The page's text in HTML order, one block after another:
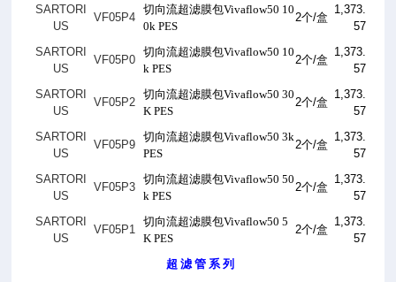
SARTORI
US
VF05P4
切向流超滤膜包Vivaflow50 10
0k PES
2个/盒
1,373.
57
SARTORI
US
VF05P0
切向流超滤膜包Vivaflow50 10
k PES
2个/盒
1,373.
57
SARTORI
US
VF05P2
切向流超滤膜包Vivaflow50 30
K PES
2个/盒
1,373.
57
SARTORI
US
VF05P9
切向流超滤膜包Vivaflow50 3k
PES
2个/盒
1,373.
57
SARTORI
US
VF05P3
切向流超滤膜包Vivaflow50 50
k PES
2个/盒
1,373.
57
SARTORI
US
VF05P1
切向流超滤膜包Vivaflow50 5
K PES
2个/盒
1,373.
57
超 滤 管 系 列